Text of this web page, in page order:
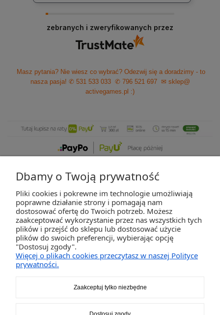
zebranych i zweryfikowanych przez
Masz pytania? Nie wiesz co wybrać? Odezwij się a doradzimy - to
nasza pasja! ✆ 531 533 033 ✆ 796 521 697
✉ sklep@
activegames.pl :)
ZAKUPY
POMOC
2K-Invest Sp. j. Ul. Św. Wojciecha 60, 41-922 Radzionków, śląskie NIP: 645-241-94-
Dbamy o Twoją prywatność
Pliki cookies i pokrewne im technologie umożliwiają
poprawne działanie strony i pomagają nam
dostosować ofertę do Twoich potrzeb. Możesz
zaakceptować wykorzystanie przez nas wszystkich tych
plików i przejść do sklepu lub dostosować użycie
plików do swoich preferencji, wybierając opcję
"Dostosuj zgody".
Więcej o plikach cookies przeczytasz w naszej Polityce
prywatności.
Zaakceptuj tylko niezbędne